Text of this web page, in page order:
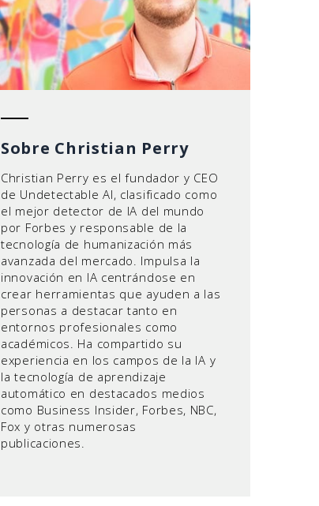
Sobre Christian Perry
Christian Perry es el fundador y CEO
de Undetectable AI, clasificado como
el mejor detector de IA del mundo
por Forbes y responsable de la
tecnología de humanización más
avanzada del mercado. Impulsa la
innovación en IA centrándose en
crear herramientas que ayuden a las
personas a destacar tanto en
entornos profesionales como
académicos. Ha compartido su
experiencia en los campos de la IA y
la tecnología de aprendizaje
automático en destacados medios
como Business Insider, Forbes, NBC,
Fox y otras numerosas
publicaciones.